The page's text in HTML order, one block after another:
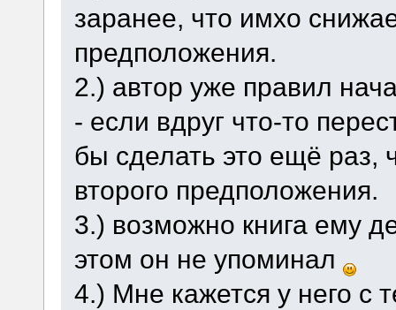
заранее, что имхо
предположения.
2.) автор уже правил
- если вдруг что-то
бы сделать это ещё раз,
второго предположения.
3.) возможно книга ему
этом он не упоминал
4.) Мне кажется у него с